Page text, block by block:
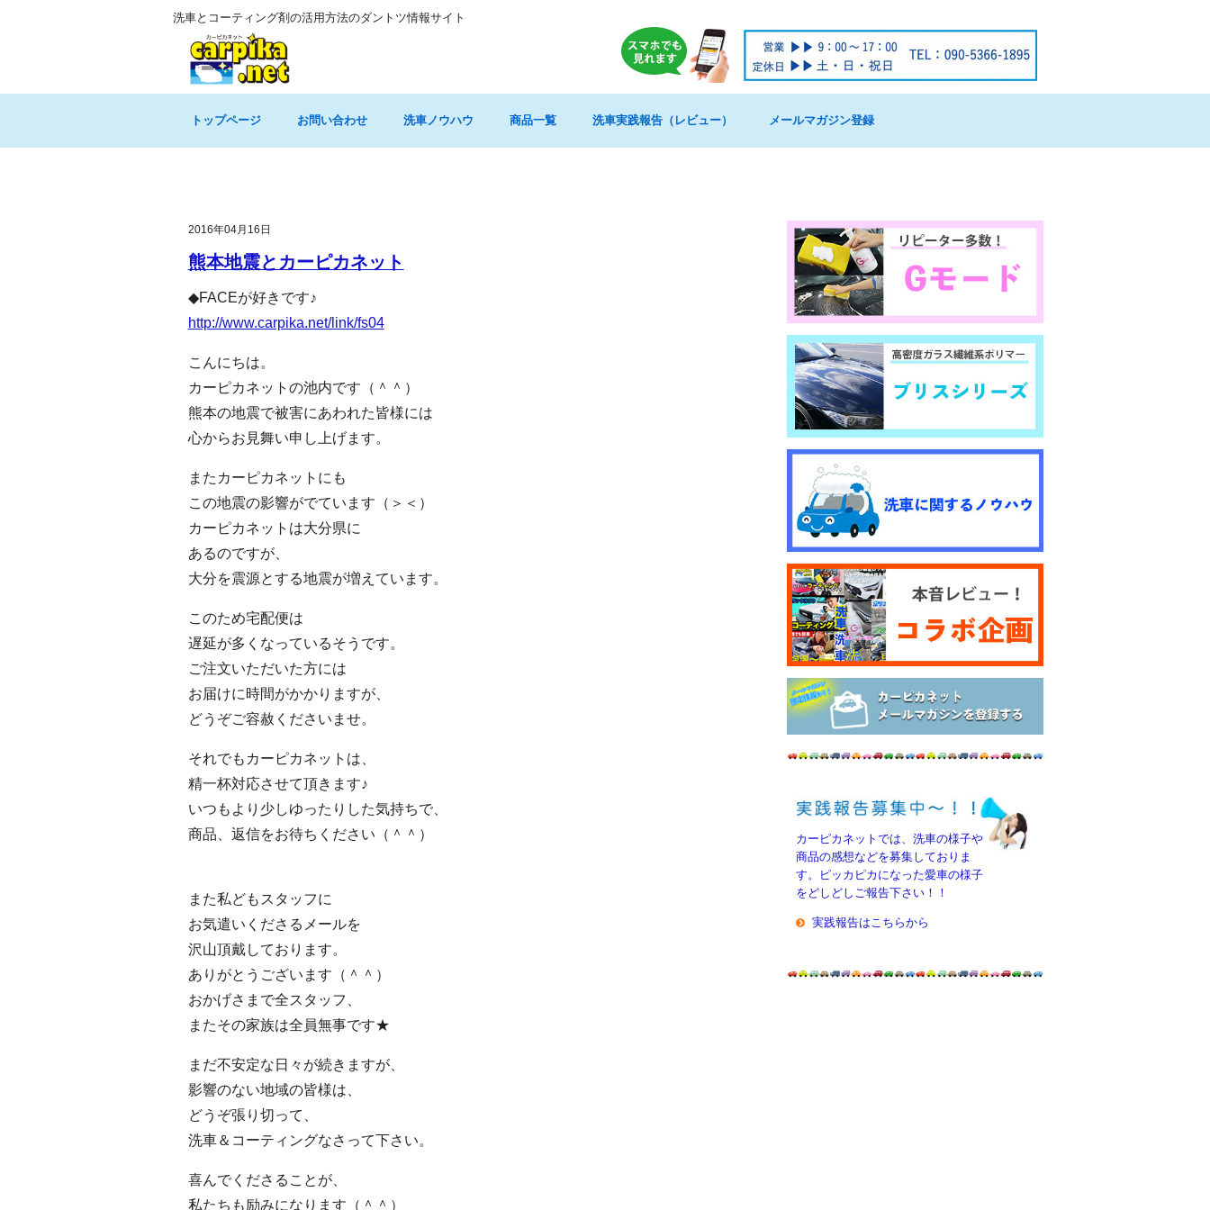
洗車とコーティング剤の活用方法のダントツ情報サイト
トップページ お問い合わせ 洗車ノウハウ 商品一覧 洗車実践報告（レビュー） メールマガジン登録
2016年04月16日
熊本地震とカーピカネット
◆FACEが好きです♪
http://www.carpika.net/link/fs04
こんにちは。
カーピカネットの池内です（＾＾）
熊本の地震で被害にあわれた皆様には
心からお見舞い申し上げます。
またカーピカネットにも
この地震の影響がでています（＞＜）
カーピカネットは大分県に
あるのですが、
大分を震源とする地震が増えています。
このため宅配便は
遅延が多くなっているそうです。
ご注文いただいた方には
お届けに時間がかかりますが、
どうぞご容赦くださいませ。
それでもカーピカネットは、
精一杯対応させて頂きます♪
いつもより少しゆったりした気持ちで、
商品、返信をお待ちください（＾＾）
また私どもスタッフに
お気遣いくださるメールを
沢山頂戴しております。
ありがとうございます（＾＾）
おかげさまで全スタッフ、
またその家族は全員無事です★
まだ不安定な日々が続きますが、
影響のない地域の皆様は、
どうぞ張り切って、
洗車＆コーティングなさって下さい。
喜んでくださることが、
私たちも励みになります（＾＾）
カーピカネットでは、洗車の様子や
商品の感想などを募集しておりま
す。ピッカピカになった愛車の様子
をどしどしご報告下さい！！
実践報告はこちらから